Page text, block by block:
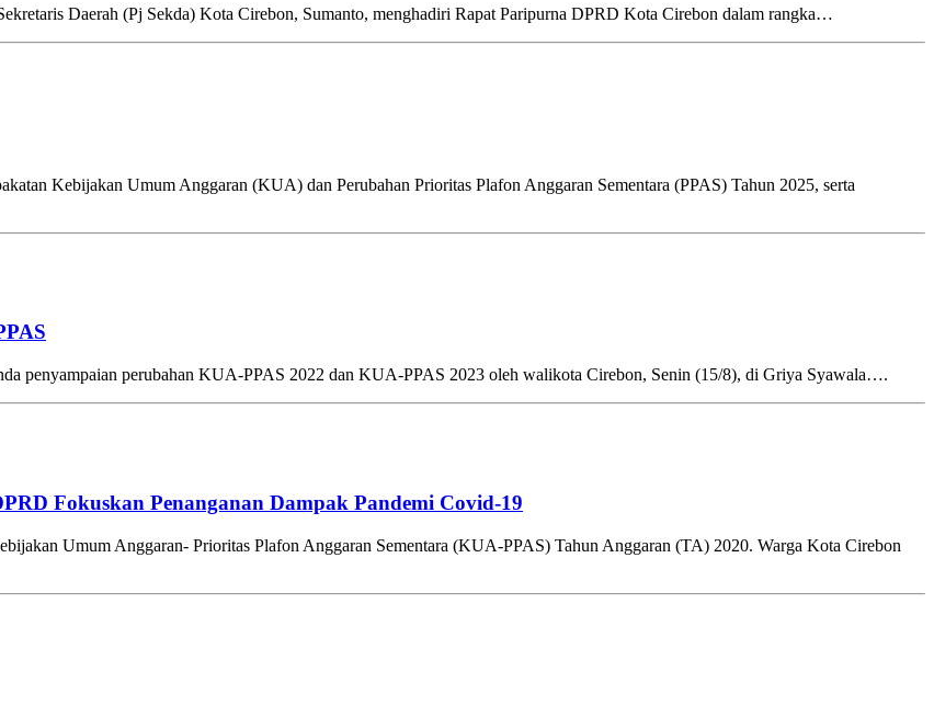
Daerah (Pj Sekda) Kota Cirebon, Sumanto, menghadiri Rapat Paripurna DPRD Kota Cirebon dalam rangka…
Kebijakan Umum Anggaran (KUA) dan Perubahan Prioritas Plafon Anggaran Sementara (PPAS) Tahun 2025, serta
penyampaian perubahan KUA-PPAS 2022 dan KUA-PPAS 2023 oleh walikota Cirebon, Senin (15/8), di Griya Syawala….
Fokuskan Penanganan Dampak Pandemi Covid-19
Umum Anggaran- Prioritas Plafon Anggaran Sementara (KUA-PPAS) Tahun Anggaran (TA) 2020. Warga Kota Cirebon